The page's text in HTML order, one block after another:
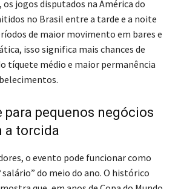
jogos disputados na América do
no Brasil entre a tarde e a noite
de maior movimento em bares e
isso significa mais chances de
tíquete médio e maior permanência
para pequenos negócios
a torcida
o evento pode funcionar como
salário” do meio do ano. O histórico